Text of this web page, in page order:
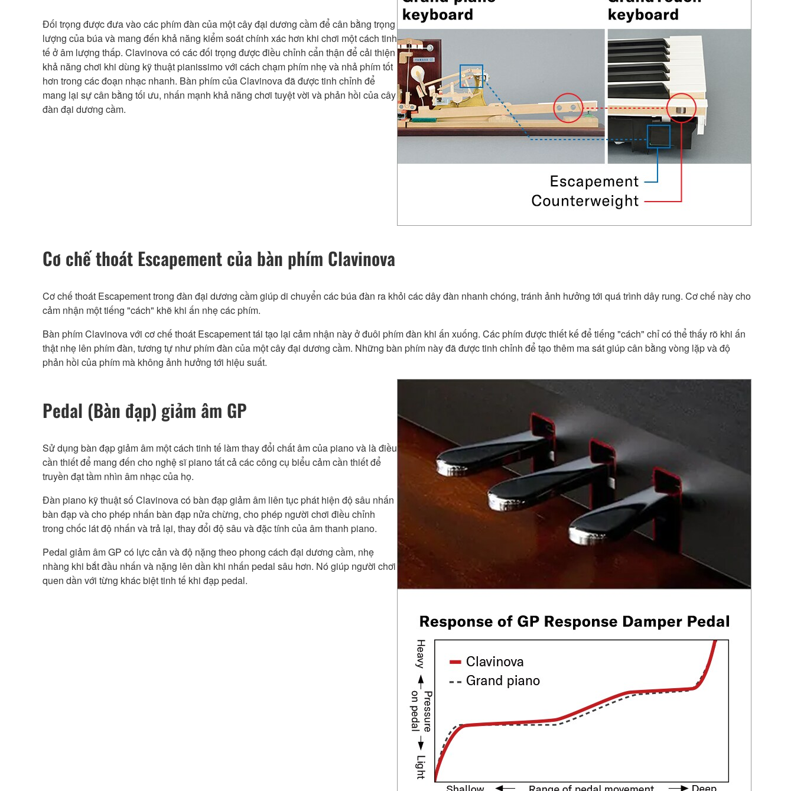
Đối trọng được đưa vào các phím đàn của một cây đại dương cầm để cân bằng trọng
lượng của búa và mang đến khả năng kiểm soát chính xác hơn khi chơi một cách tinh
tế ở âm lượng thấp. Clavinova có các đối trọng được điều chỉnh cẩn thận để cải thiện
khả năng chơi khi dùng kỹ thuật pianissimo với cách chạm phím nhẹ và nhả phím tốt
hơn trong các đoạn nhạc nhanh. Bàn phím của Clavinova đã được tinh chỉnh để
mang lại sự cân bằng tối ưu, nhấn mạnh khả năng chơi tuyệt vời và phản hồi của cây
đàn đại dương cầm.
Cơ chế thoát Escapement của bàn phím Clavinova
Cơ chế thoát Escapement trong đàn đại dương cầm giúp di chuyển các búa đàn ra khỏi các dây đàn nhanh chóng, tránh ảnh hưởng tới quá trình dây rung. Cơ chế này cho
cảm nhận một tiếng "cách" khẽ khi ấn nhẹ các phím.
Bàn phím Clavinova với cơ chế thoát Escapement tái tạo lại cảm nhận này ở đuôi phím đàn khi ấn xuống. Các phím được thiết kế để tiếng "cách" chỉ có thể thấy rõ khi ấn
thật nhẹ lên phím đàn, tương tự như phím đàn của một cây đại dương cầm. Những bàn phím này đã được tinh chỉnh để tạo thêm ma sát giúp cân bằng vòng lặp và độ
phản hồi của phím mà không ảnh hưởng tới hiệu suất.
Pedal (Bàn đạp) giảm âm GP
Sử dụng bàn đạp giảm âm một cách tinh tế làm thay đổi chất âm của piano và là điều
cần thiết để mang đến cho nghệ sĩ piano tất cả các công cụ biểu cảm cần thiết để
truyền đạt tầm nhìn âm nhạc của họ.
Đàn piano kỹ thuật số Clavinova có bàn đạp giảm âm liên tục phát hiện độ sâu nhấn
bàn đạp và cho phép nhấn bàn đạp nửa chừng, cho phép người chơi điều chỉnh
trong chốc lát độ nhấn và trả lại, thay đổi độ sâu và đặc tính của âm thanh piano.
Pedal giảm âm GP có lực cản và độ nặng theo phong cách đại dương cầm, nhẹ
nhàng khi bắt đầu nhấn và nặng lên dần khi nhấn pedal sâu hơn. Nó giúp người chơi
quen dần với từng khác biệt tinh tế khi đạp pedal.